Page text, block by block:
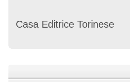
Casa Editrice Torinese